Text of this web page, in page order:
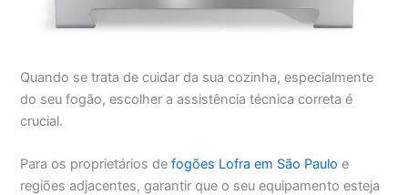
Quando se trata de cuidar da sua cozinha, especialmente
do seu fogão, escolher a assistência técnica correta é
crucial.
Para os proprietários defogões Lofra em São Paulo e
regiões adjacentes, garantir que o seu equipamento esteja